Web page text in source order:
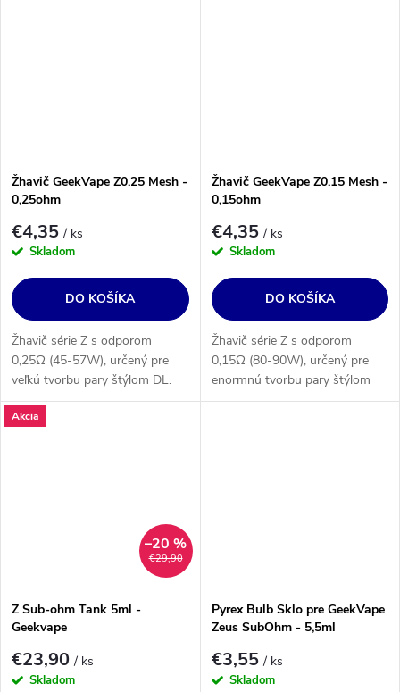
Žhavič GeekVape Z0.25 Mesh -
0,25ohm
€4,35/ ks
Skladom
DO KOŠÍKA
Žhavič série Z s odporom
0,25Ω (45-57W), určený pre
veľkú tvorbu pary štýlom DL.
Určenie: GeekVape Zeus Sub-
Ohm Tank, Aegis Max grip,
Žhavič GeekVape Z0.15 Mesh -
0,15ohm
€4,35/ ks
Skladom
DO KOŠÍKA
Žhavič série Z s odporom
0,15Ω (80-90W), určený pre
enormnú tvorbu pary štýlom
DL. Určenie: GeekVape Zeus
Akcia
€29,90
–20 %
Z Sub-ohm Tank 5ml -
Geekvape
€23,90/ ks
Skladom
Pyrex Bulb Sklo pre GeekVape
Zeus SubOhm - 5,5ml
€3,55/ ks
Skladom